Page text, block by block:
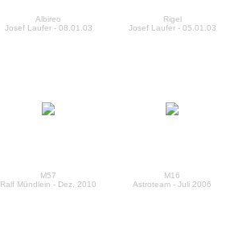
Albireo
Josef Laufer - 08.01.03
Rigel
Josef Laufer - 05.01.03
M57
Ralf Mündlein - Dez. 2010
M16
Astroteam - Juli 2006